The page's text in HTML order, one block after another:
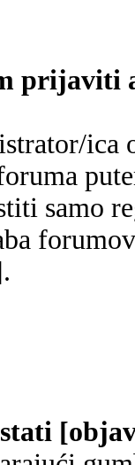
ica
samo